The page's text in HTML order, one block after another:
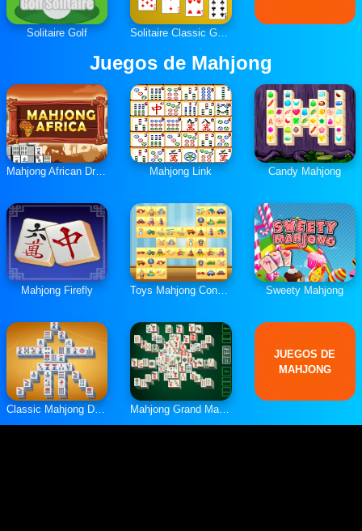
Solitaire Golf Solitaire Classic Games
Juegos de Mahjong
Mahjong African Dream Mahjong Link Candy Mahjong
Mahjong Firefly Toys Mahjong Connect Sweety Mahjong
‎Classic Mahjong Deluxe Mahjong Grand Master
JUEGOS DE
MAHJONG